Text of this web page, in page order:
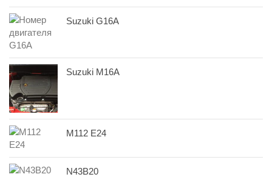
Suzuki G16A
Suzuki M16A
M112 E24
N43B20